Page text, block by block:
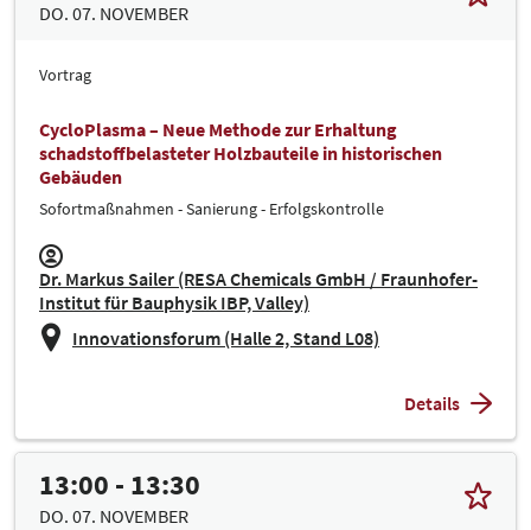
DO. 07. NOVEMBER
Vortrag
CycloPlasma – Neue Methode zur Erhaltung
schadstoffbelasteter Holzbauteile in historischen
Gebäuden
Sofortmaßnahmen - Sanierung - Erfolgskontrolle
Dr. Markus Sailer (RESA Chemicals GmbH / Fraunhofer-
Institut für Bauphysik IBP, Valley)
Innovationsforum (Halle 2, Stand L08)
Details
13:00 - 13:30
DO. 07. NOVEMBER